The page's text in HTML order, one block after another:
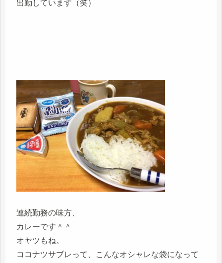
出勤しています（笑）
連続勤務の味方、
カレーです＾＾
オヤツもね。
ココナツサブレって、こんなオシャレな袋になって